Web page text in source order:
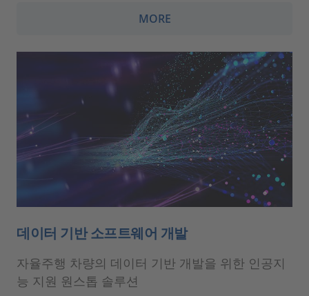
MORE
데이터 기반 소프트웨어 개발
자율주행 차량의 데이터 기반 개발을 위한 인공지
능 지원 원스톱 솔루션